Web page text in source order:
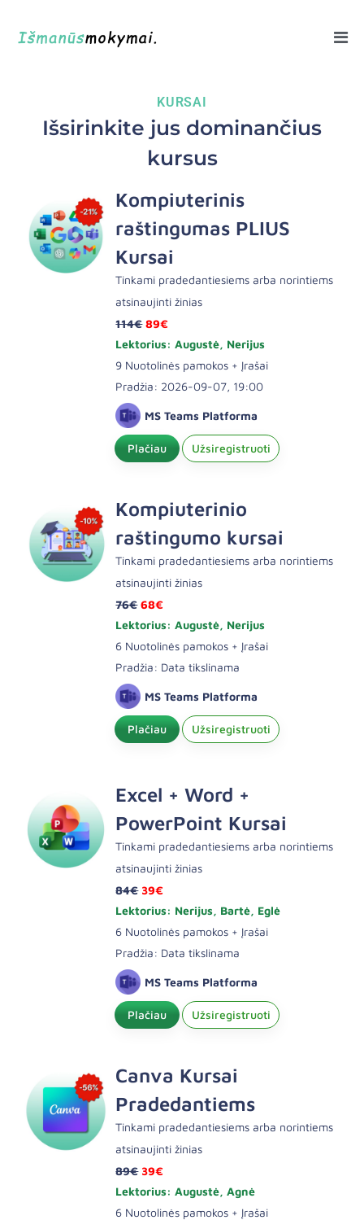
KURSAI
Išsirinkite jus dominančius
kursus
Kompiuterinis
raštingumas PLIUS
Kursai
Tinkami pradedantiesiems arba norintiems
atsinaujinti žinias
114€ 89€
Lektorius: Augustė, Nerijus
9 Nuotolinės pamokos + Įrašai
Pradžia: 2026-09-07, 19:00
MS Teams Platforma
Plačiau Užsiregistruoti
Kompiuterinio
raštingumo kursai
Tinkami pradedantiesiems arba norintiems
atsinaujinti žinias
76€ 68€
Lektorius: Augustė, Nerijus
6 Nuotolinės pamokos + Įrašai
Pradžia: Data tikslinama
MS Teams Platforma
Plačiau Užsiregistruoti
Excel + Word +
PowerPoint Kursai
Tinkami pradedantiesiems arba norintiems
atsinaujinti žinias
84€ 39€
Lektorius: Nerijus, Bartė, Eglė
6 Nuotolinės pamokos + Įrašai
Pradžia: Data tikslinama
MS Teams Platforma
Plačiau Užsiregistruoti
Canva Kursai
Pradedantiems
Tinkami pradedantiesiems arba norintiems
atsinaujinti žinias
89€ 39€
Lektorius: Augustė, Agnė
6 Nuotolinės pamokos + Įrašai